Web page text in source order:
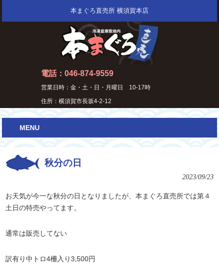
本まぐろ直売所 横須賀本店
電話：046-874-9559
営業日時：金・土・日・月曜日 10-17時
住所：横須賀市長坂4-2-12
MENU
秋分の日
2023/09/23
お天気が今一な秋分の日となりましたが、本まぐろ直売所では第４
土日の特売やってます。
通常は販売してない
訳有り中トロ4柵入り3,500円